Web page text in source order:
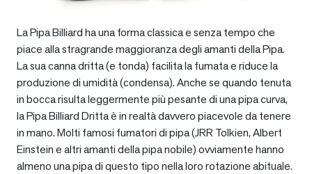
La Pipa Billiard ha una forma classica e senza tempo che
piace alla stragrande maggioranza degli amanti della Pipa.
La sua canna dritta (e tonda) facilita la fumata e riduce la
produzione di umidità (condensa). Anche se quando tenuta
in bocca risulta leggermente più pesante di una pipa curva,
la Pipa Billiard Dritta è in realtà davvero piacevole da tenere
in mano. Molti famosi fumatori di pipa (JRR Tolkien, Albert
Einstein e altri amanti della pipa nobile) ovviamente hanno
almeno una pipa di questo tipo nella loro rotazione abituale.